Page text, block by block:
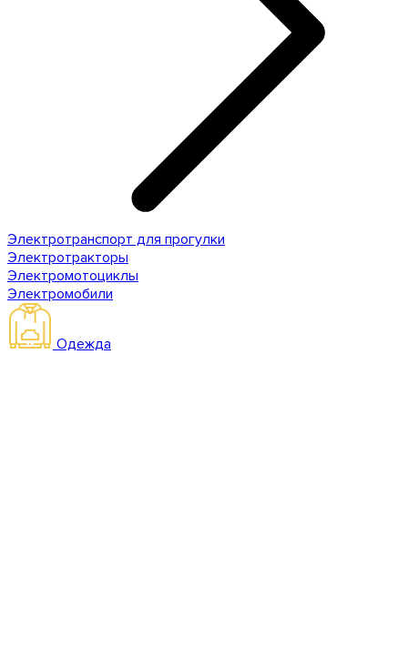
Электротранспорт для прогулки
Электротракторы
Электромотоциклы
Электромобили
Одежда